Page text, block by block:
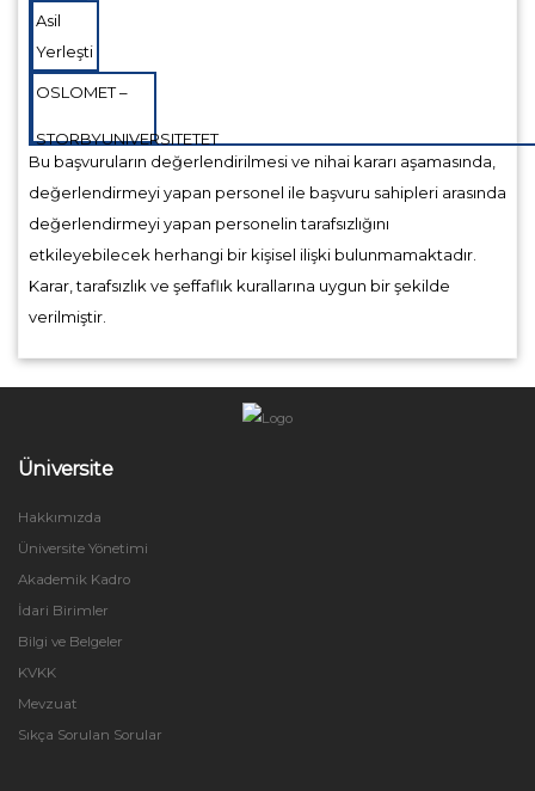
Asil
Yerleşti
OSLOMET –
STORBYUNIVERSITETET
Bu başvuruların değerlendirilmesi ve nihai kararı aşamasında,
değerlendirmeyi yapan personel ile başvuru sahipleri arasında
değerlendirmeyi yapan personelin tarafsızlığını
etkileyebilecek herhangi bir kişisel ilişki bulunmamaktadır.
Karar, tarafsızlık ve şeffaflık kurallarına uygun bir şekilde
verilmiştir.
Üniversite
Hakkımızda
Üniversite Yönetimi
Akademik Kadro
İdari Birimler
Bilgi ve Belgeler
KVKK
Mevzuat
Sıkça Sorulan Sorular